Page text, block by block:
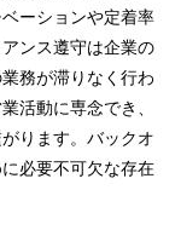
ーションや定着率
ンス遵守は企業の
務が滞りなく行わ
活動に専念でき、
ります。バックオ
必要不可欠な存在